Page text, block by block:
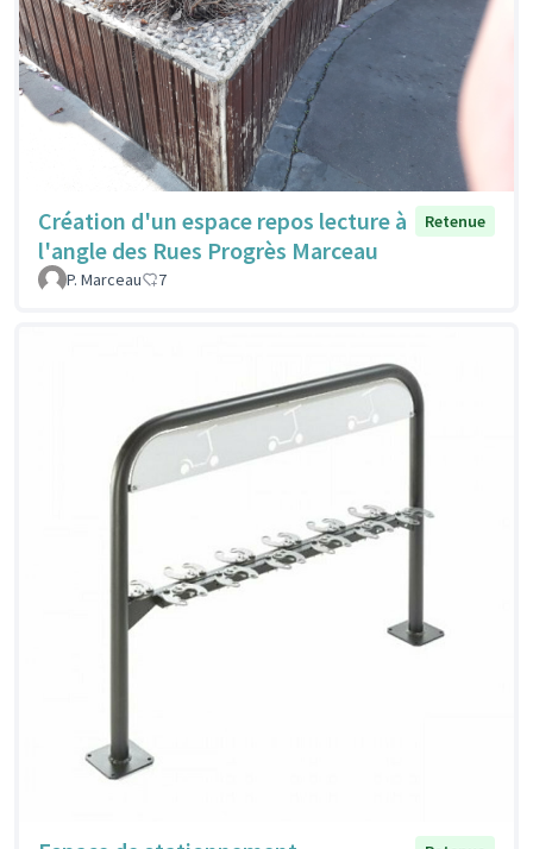
Création d'un espace repos lecture à
l'angle des Rues Progrès Marceau
Retenue
P. Marceau 7